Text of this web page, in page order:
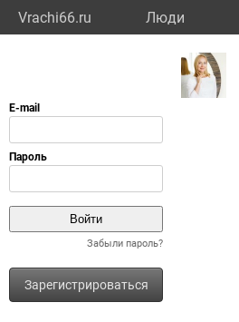
Vrachi66.ru Люди
Забыли пароль?
Зарегистрироваться